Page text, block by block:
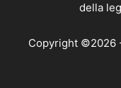
della
Copyright ©2026